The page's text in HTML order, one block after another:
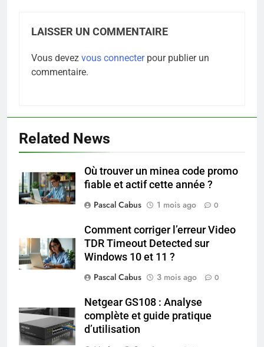
LAISSER UN COMMENTAIRE
Vous devez vous connecterpour publier un
commentaire.
Related News
Où trouver un minea code promo
fiable et actif cette année ?
Pascal Cabus
1 mois ago 0
Comment corriger l’erreur Video
TDR Timeout Detected sur
Windows 10 et 11 ?
Pascal Cabus
3 mois ago 0
Netgear GS108 : Analyse
complète et guide pratique
d’utilisation
5
Les secrets révélés pour une
peau éclatante grâce à The
6
seniors: aménagement et
BIEN ÊTRE
7
Voyance à La Rochelle : où